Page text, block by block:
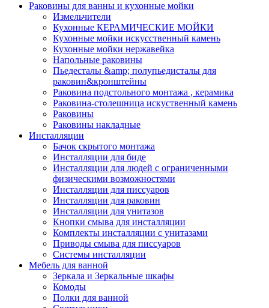
Раковины для ванны и кухонные мойки
Измельчители
Кухонные КЕРАМИЧЕСКИЕ МОЙКИ
Кухонные мойки искусственный камень
Кухонные мойки нержавейка
Напольные раковины
Пьедесталы &amp; полупьедисталы для
раковин&кронштейны
Раковина подстольного монтажа , керамика
Раковина-столешница искуственный камень
Раковины
Раковины накладные
Инсталляции
Бачок скрытого монтажа
Инсталляции для биде
Инсталляции для людей с ограниченными
физическими возможностями
Инсталляции для писсуаров
Инсталляции для раковин
Инсталляции для унитазов
Кнопки смыва для инсталляции
Комплекты инсталляции с унитазами
Приводы смыва для писсуаров
Системы инсталляции
Мебель для ванной
Зеркала и Зеркальные шкафы
Комоды
Полки для ванной